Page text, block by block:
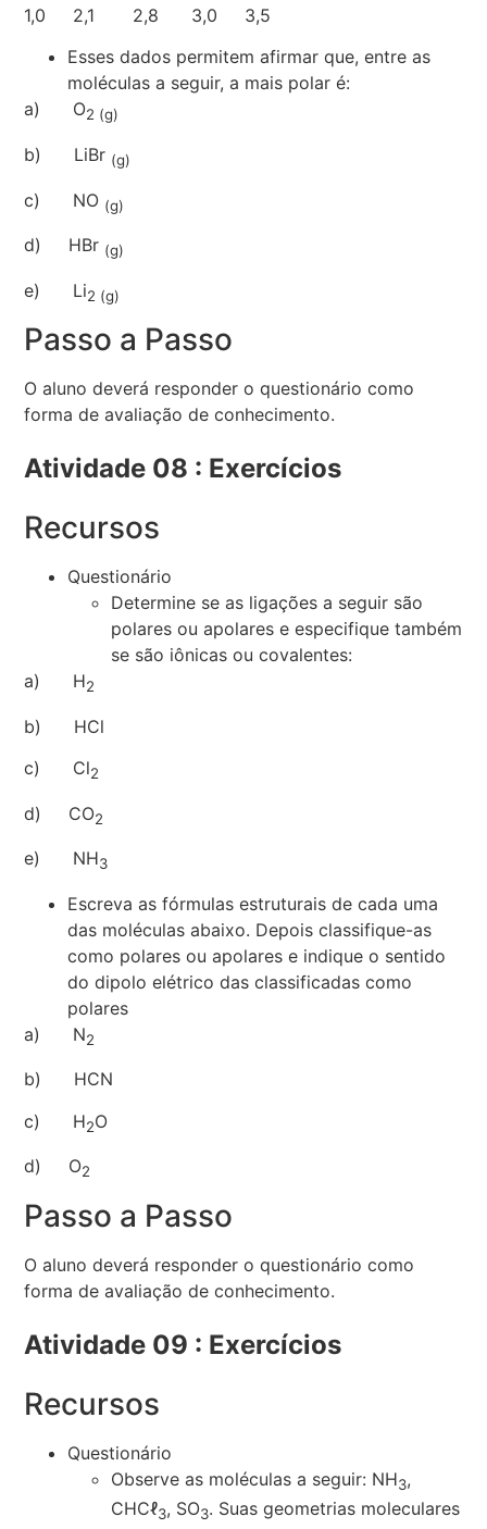
1,0 2,1 2,8 3,0 3,5
Esses dados permitem afirmar que, entre as
moléculas a seguir, a mais polar é:
a) O2 (g)
b) LiBr (g)
c) NO (g)
d) HBr (g)
e) Li2 (g)
Passo a Passo
O aluno deverá responder o questionário como
forma de avaliação de conhecimento.
Atividade 08 : Exercícios
Recursos
Questionário
Determine se as ligações a seguir são
polares ou apolares e especifique também
se são iônicas ou covalentes:
a) H2
b) HCl
c) Cl2
d) CO2
e) NH3
Escreva as fórmulas estruturais de cada uma
das moléculas abaixo. Depois classifique-as
como polares ou apolares e indique o sentido
do dipolo elétrico das classificadas como
polares
a) N2
b) HCN
c) H2O
d) O2
Passo a Passo
O aluno deverá responder o questionário como
forma de avaliação de conhecimento.
Atividade 09 : Exercícios
Recursos
Questionário
Observe as moléculas a seguir: NH3,
CHCℓ3, SO3. Suas geometrias moleculares